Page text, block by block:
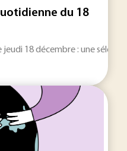
du 18
jeudi 18 décembre : une